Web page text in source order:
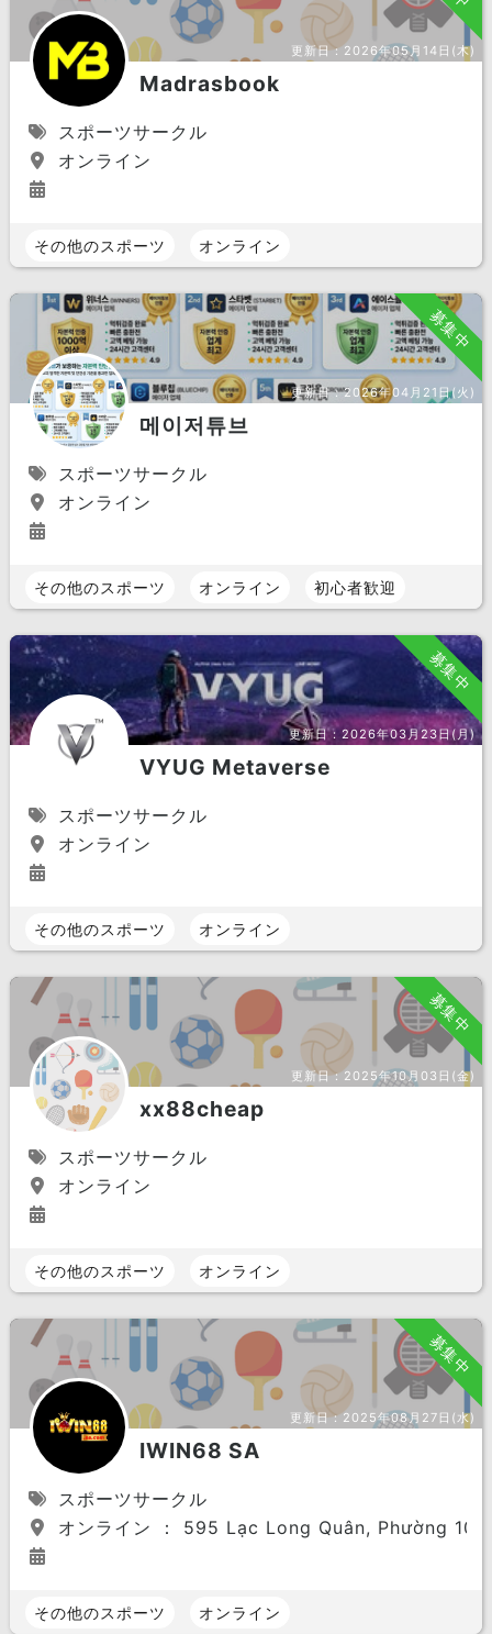
更新日： 2026年05月14日(木)
Madrasbook
スポーツサークル
オンライン
その他のスポーツ オンライン
募集中
更新日：2026年04月21日(火)
메이저튜브
スポーツサークル
オンライン
その他のスポーツ オンライン 初心者歓迎
募集中
更新日：2026年03月23日(月)
VYUG Metaverse
スポーツサークル
オンライン
その他のスポーツ オンライン
募集中
更新日： 2025年10月03日(金)
xx88cheap
スポーツサークル
オンライン
その他のスポーツ オンライン
募集中
更新日：2025年08月27日(水)
IWIN68 SA
スポーツサークル
オンライン ： 595 Lạc Long Quân, Phường
その他のスポーツ オンライン